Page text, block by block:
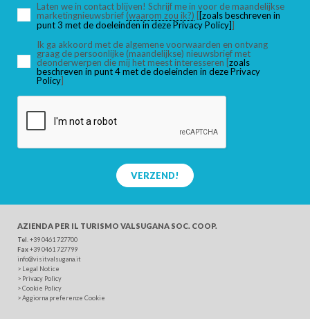
Laten we in contact blijven! Schrijf me in voor de maandelijkse
marketingnieuwsbrief (waarom zou ik?) [[zoals beschreven in
punt 3 met de doeleinden in deze Privacy Policy]]
Ik ga akkoord met de algemene voorwaarden en ontvang
graag de persoonlijke (maandelijkse) nieuwsbrief met
deonderwerpen die mij het meest interesseren [zoals
beschreven in punt 4 met de doeleinden in deze Privacy
Policy]
VERZEND!
AZIENDA PER IL TURISMO VALSUGANA SOC. COOP.
Tel . +39 0461 727700
Fax+39 0461 727799
info@visitvalsugana.it
> Legal Notice
> Privacy Policy
>Cookie Policy
>Aggiorna preferenze Cookie